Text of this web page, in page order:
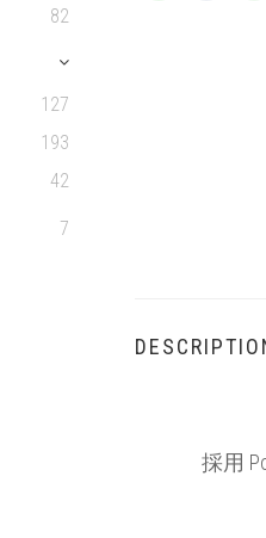
82
127
193
42
7
採用